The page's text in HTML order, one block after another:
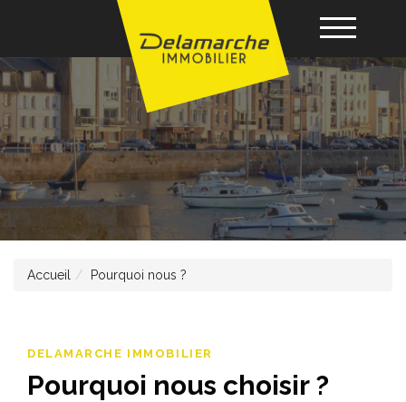
Acheter
Louer
Vendre
Gérance
Accueil Pourquoi nous ?
DELAMARCHE IMMOBILIER
Pourquoi nous choisir ?